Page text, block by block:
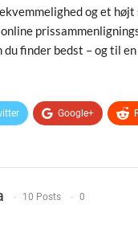
og et
finder bedst – og til
Google+
10 Posts 0